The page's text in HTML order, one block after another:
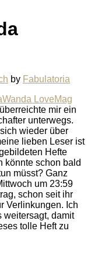
by Fabulatoria
LoveMag
mir ein
unterwegs.
wieder über
lieben Leser ist
Hefte
könnte schon bald
müsst? Ganz
um 23:59
schon seit ihr
Verlinkungen. Ich
weitersagt, damit
tolle Heft zu